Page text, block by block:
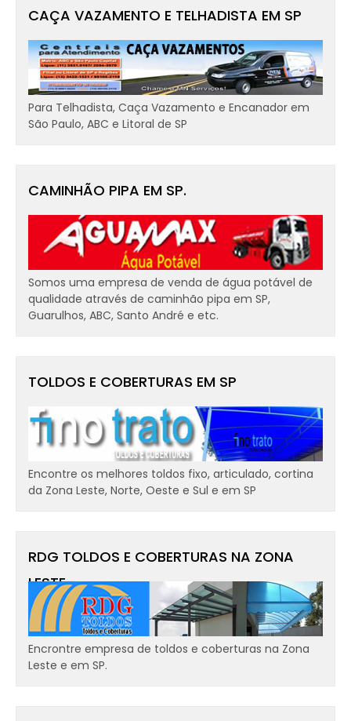
CAÇA VAZAMENTO E TELHADISTA EM SP
Para Telhadista, Caça Vazamento e Encanador em
São Paulo, ABC e Litoral de SP
CAMINHÃO PIPA EM SP.
Somos uma empresa de venda de água potável de
qualidade através de caminhão pipa em SP,
Guarulhos, ABC, Santo André e etc.
TOLDOS E COBERTURAS EM SP
Encontre os melhores toldos fixo, articulado, cortina
da Zona Leste, Norte, Oeste e Sul e em SP
RDG TOLDOS E COBERTURAS NA ZONA
LESTE
Encrontre empresa de toldos e coberturas na Zona
Leste e em SP.